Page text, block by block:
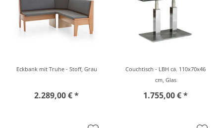
Eckbank mit Truhe - Stoff, Grau
2.289,00 € *
Couchtisch - LBH ca. 110x70x46
cm, Glas
1.755,00 € *